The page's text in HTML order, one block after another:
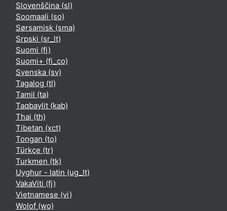
Slovenščina ‎(sl)‎
Soomaali ‎(so)‎
Sørsamisk ‎(sma)‎
Srpski ‎(sr_lt)‎
Suomi ‎(fi)‎
Suomi+ ‎(fi_co)‎
Svenska ‎(sv)‎
Tagalog ‎(tl)‎
Tamil ‎(ta)‎
Taqbaylit ‎(kab)‎
Thai ‎(th)‎
Tibetan ‎(xct)‎
Tongan ‎(to)‎
Türkçe ‎(tr)‎
Turkmen ‎(tk)‎
Uyghur - latin ‎(ug_lt)‎
VakaViti ‎(fj)‎
Vietnamese ‎(vi)‎
Wolof ‎(wo)‎